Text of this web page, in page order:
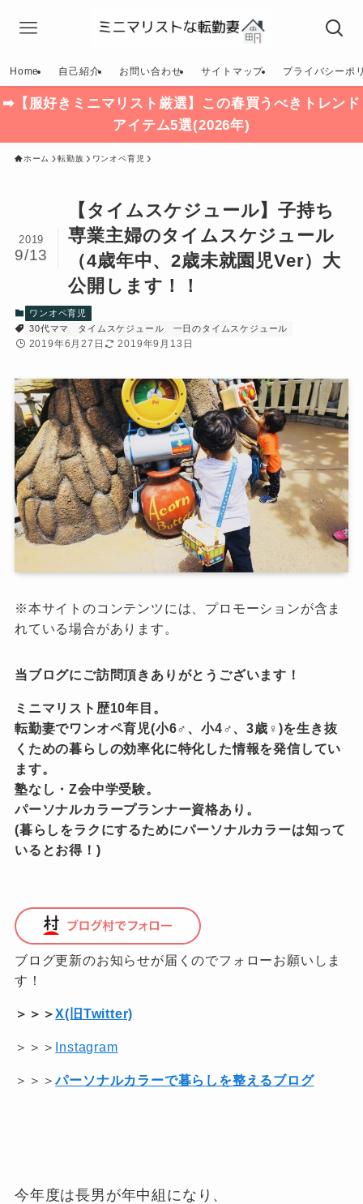
Home 自己紹介 お問い合わせ サイトマップ プライバシーポ
➡【服好きミニマリスト厳選】この春買うべきトレンド
アイテム5選(2026年)
ホーム 転勤族 ワンオペ育児
【タイムスケジュール】子持ち
専業主婦のタイムスケジュール
（4歳年中、2歳未就園児Ver）大
公開します！！
2019
9/13
ワンオペ育児
30代ママ
タイムスケジュール 一日のタイムスケジュール
2019年6月27日 2019年9月13日
※本サイトのコンテンツには、プロモーションが含ま
れている場合があります。
当ブログにご訪問頂きありがとうございます！
ミニマリスト歴10年目。
転勤妻でワンオペ育児(小6♂、小4♂、3歳♀)を生き抜
くための暮らしの効率化に特化した情報を発信してい
ます。
塾なし・Z会中学受験。
パーソナルカラープランナー資格あり。
(暮らしをラクにするためにパーソナルカラーは知って
いるとお得！)
ブログ更新のお知らせが届くのでフォローお願いしま
す！
＞＞＞X(旧Twitter)
＞＞＞ Instagram
＞＞＞パーソナルカラーで暮らしを整えるブログ
今年度は長男が年中組になり、